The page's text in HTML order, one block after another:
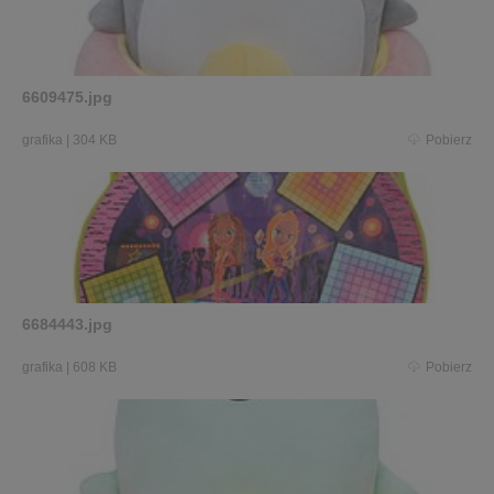
6609475.jpg
grafika 304 KB Pobierz
6684443.jpg
grafika 608 KB Pobierz